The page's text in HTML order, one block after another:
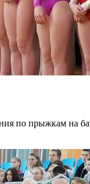
по прыжкам на